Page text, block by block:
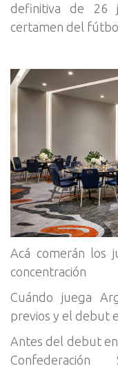
definitiva de 26
certamen del
Acá comerán los
concentración
Cuándo juega
previos y el debut
Antes del debut